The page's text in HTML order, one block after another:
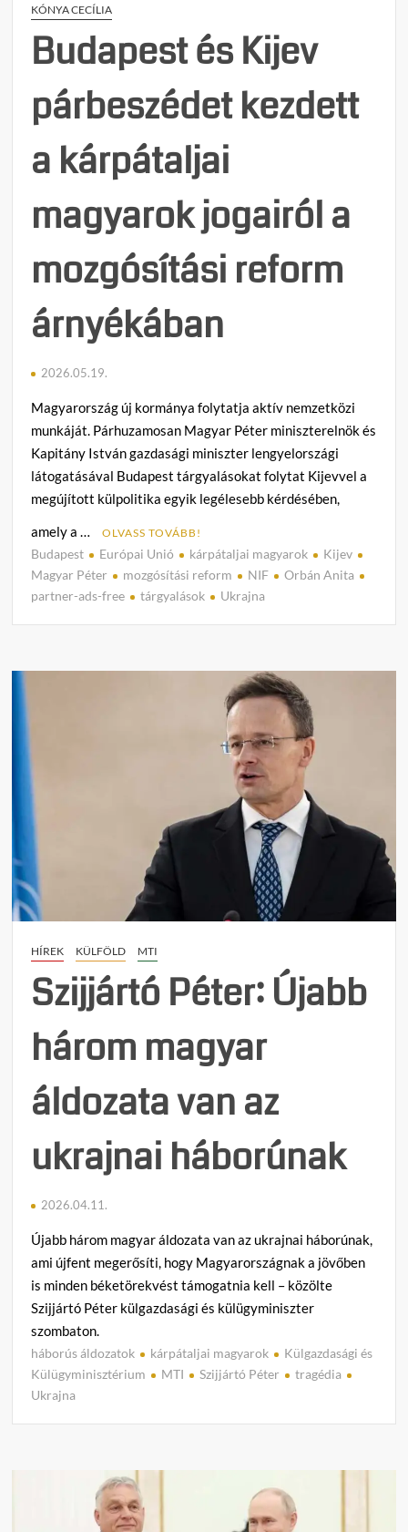
KÓNYA CECÍLIA
Budapest és Kijev
párbeszédet kezdett
a kárpátaljai
magyarok jogairól a
mozgósítási reform
árnyékában
2026.05.19.
Magyarország új kormánya folytatja aktív nemzetközi
munkáját. Párhuzamosan Magyar Péter miniszterelnök és
Kapitány István gazdasági miniszter lengyelországi
látogatásával Budapest tárgyalásokat folytat Kijevvel a
megújított külpolitika egyik legélesebb kérdésében,
amely a …
OLVASS TOVÁBB!
Budapest Európai Unió kárpátaljai magyarok
Kijev
Magyar Péter
mozgósítási reform NIF
Orbán Anita
partner-ads-free
tárgyalások Ukrajna
n
a
HÍREK KÜLFÖLD MTI
Szijjártó Péter: Újabb
három magyar
áldozata van az
ukrajnai háborúnak
2026.04.11.
Újabb három magyar áldozata van az ukrajnai háborúnak,
ami újfent megerősíti, hogy Magyarországnak a jövőben
is minden béketörekvést támogatnia kell – közölte
Szijjártó Péter külgazdasági és külügyminiszter
szombaton.
háborús áldozatok kárpátaljai magyarok
Külgazdasági és
Külügyminisztérium
MTI Szijjártó Péter
tragédia
Ukrajna